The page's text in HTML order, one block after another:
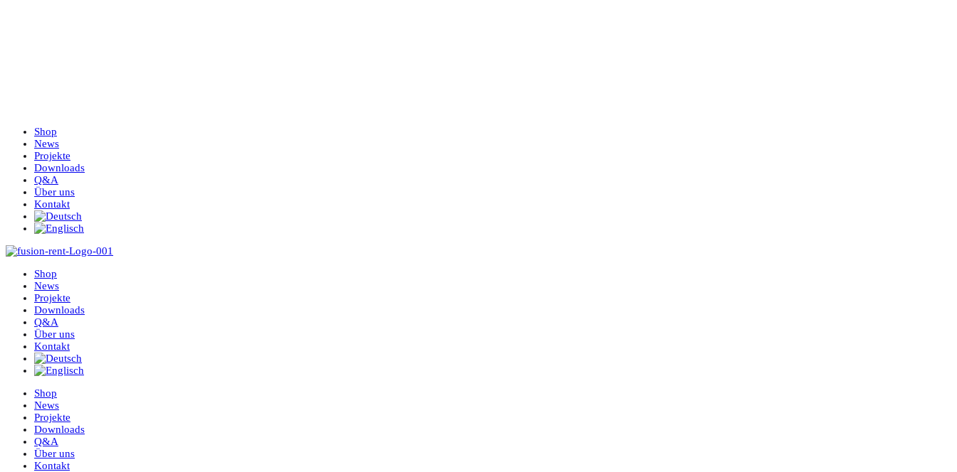
Shop
News
Projekte
Downloads
Q&A
Über uns
Kontakt
Shop
News
Projekte
Downloads
Q&A
Über uns
Kontakt
Shop
News
Projekte
Downloads
Q&A
Über uns
Kontakt